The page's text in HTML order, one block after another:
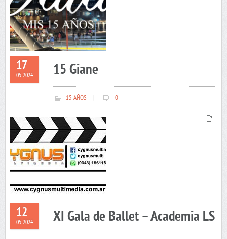
17
05 2024 15 Giane
15 AÑOS 0
12
05 2024 XI Gala de Ballet – Academia LS